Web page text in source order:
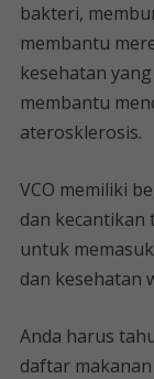
bakteri,
membantu
kesehatan
membantu
aterosklerosis.
VCO memiliki
dan kecantikan
untuk
dan kesehatan
Anda harus
daftar